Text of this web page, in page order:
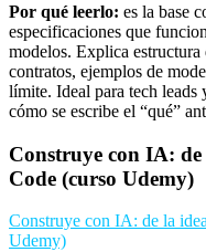
Por qué leerlo: es la base
especificaciones que
modelos. Explica
contratos, ejemplos de
límite. Ideal para tech leads
cómo se escribe el “qué”
Construye con IA:
Code (curso Udemy)
Construye con IA: de la
Udemy)